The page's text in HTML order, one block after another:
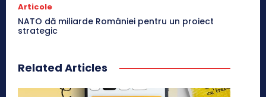
Articole
NATO dă miliarde României pentru un proiect
strategic
Related Articles